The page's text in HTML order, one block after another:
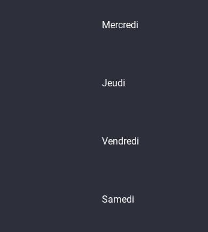
Mercredi
Jeudi
Vendredi
Samedi